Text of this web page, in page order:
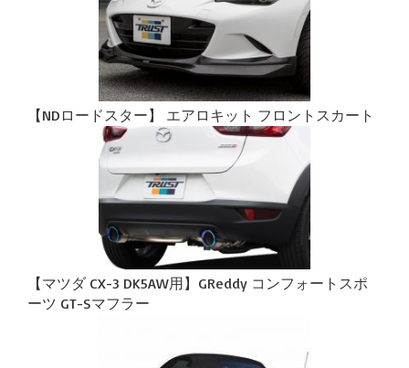
【NDロードスター】 エアロキット フロントスカート
【マツダ CX-3 DK5AW用】GReddy コンフォートスポ
ーツ GT-Sマフラー